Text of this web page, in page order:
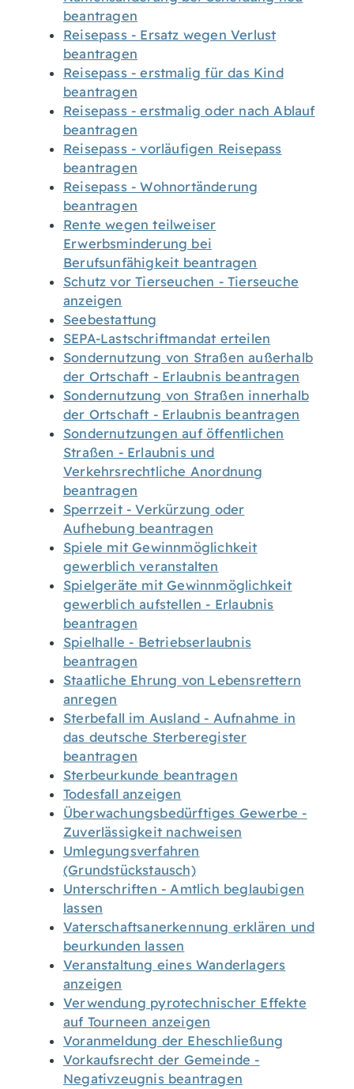
beantragen
Reisepass - Ersatz wegen Verlust
beantragen
Reisepass - erstmalig für das Kind
beantragen
Reisepass - erstmalig oder nach Ablauf
beantragen
Reisepass - vorläufigen Reisepass
beantragen
Reisepass - Wohnortänderung
beantragen
Rente wegen teilweiser
Erwerbsminderung bei
Berufsunfähigkeit beantragen
Schutz vor Tierseuchen - Tierseuche
anzeigen
Seebestattung
SEPA-Lastschriftmandat erteilen
Sondernutzung von Straßen außerhalb
der Ortschaft - Erlaubnis beantragen
Sondernutzung von Straßen innerhalb
der Ortschaft - Erlaubnis beantragen
Sondernutzungen auf öffentlichen
Straßen - Erlaubnis und
Verkehrsrechtliche Anordnung
beantragen
Sperrzeit - Verkürzung oder
Aufhebung beantragen
Spiele mit Gewinnmöglichkeit
gewerblich veranstalten
Spielgeräte mit Gewinnmöglichkeit
gewerblich aufstellen - Erlaubnis
beantragen
Spielhalle - Betriebserlaubnis
beantragen
Staatliche Ehrung von Lebensrettern
anregen
Sterbefall im Ausland - Aufnahme in
das deutsche Sterberegister
beantragen
Sterbeurkunde beantragen
Todesfall anzeigen
Überwachungsbedürftiges Gewerbe -
Zuverlässigkeit nachweisen
Umlegungsverfahren
(Grundstückstausch)
Unterschriften - Amtlich beglaubigen
lassen
Vaterschaftsanerkennung erklären und
beurkunden lassen
Veranstaltung eines Wanderlagers
anzeigen
Verwendung pyrotechnischer Effekte
auf Tourneen anzeigen
Voranmeldung der Eheschließung
Vorkaufsrecht der Gemeinde -
Negativzeugnis beantragen